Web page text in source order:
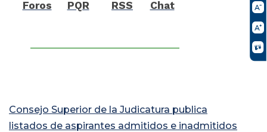
Foros PQR RSS Chat
Consejo Superior de la Judicatura publica
listados de aspirantes admitidos e inadmitidos